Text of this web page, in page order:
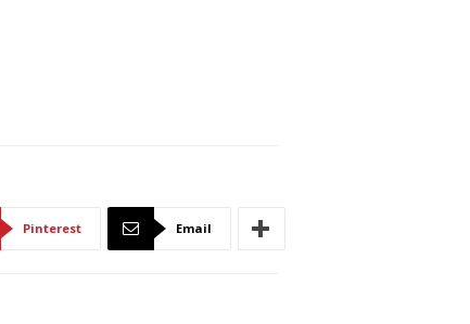
Pinterest Email